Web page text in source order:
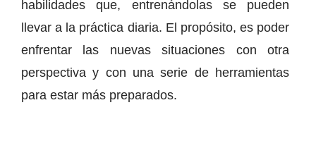
habilidades que, entrenándolas se pueden
llevar a la práctica diaria. El propósito, es poder
enfrentar las nuevas situaciones con otra
perspectiva y con una serie de herramientas
para estar más preparados.